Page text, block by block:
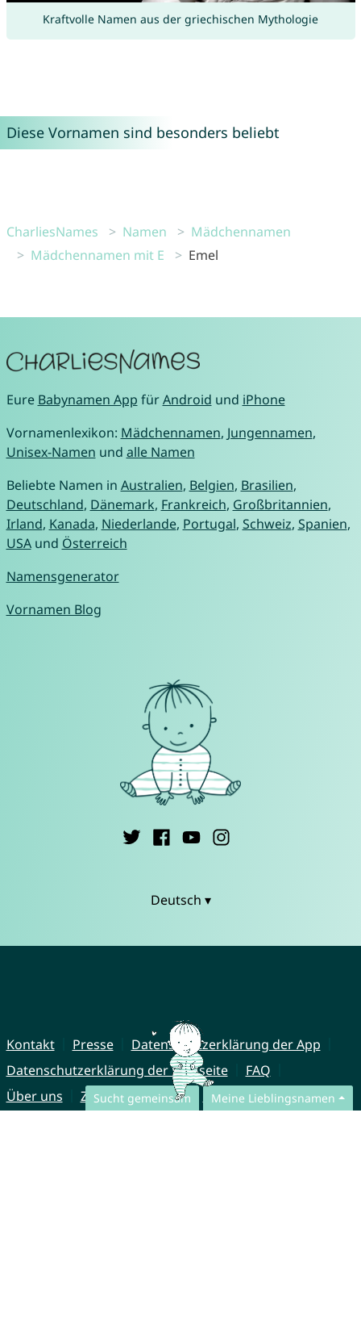
Kraftvolle Namen aus der griechischen Mythologie
Diese Vornamen sind besonders beliebt
CharliesNames Namen
Mädchennamen
Mädchennamen mit E
Emel
Sucht gemeinsam Meine Lieblingsnamen
Eure Babynamen App fürAndroid und iPhone
Vornamenlexikon: Mädchennamen, Jungennamen,
Unisex-Namen und alle Namen
Beliebte Namen in Australien, Belgien, Brasilien,
Deutschland, Dänemark, Frankreich, Großbritannien,
Irland, Kanada, Niederlande, Portugal, Schweiz, Spanien,
USAund Österreich
Namensgenerator
Vornamen Blog
Deutsch ▾
Kontakt Presse
Datenschutzerklärung der App
Datenschutzerklärung der Webseite
FAQ
Über uns
Zusammenarbeit Impressum